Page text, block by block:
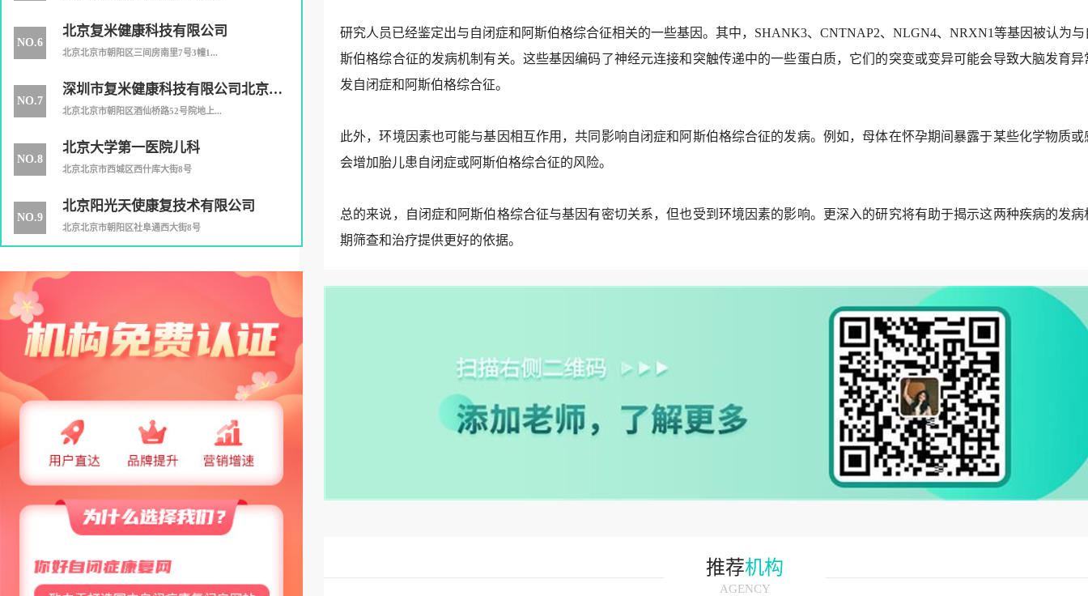
NO.6
北京复米健康科技有限公司
北京北京市朝阳区三间房南里7号3幢1...
NO.7
深圳市复米健康科技有限公司北京分
公司
北京北京市朝阳区酒仙桥路52号院地上...
NO.8
北京大学第一医院儿科
北京北京市西城区西什库大街8号
NO.9
北京阳光天使康复技术有限公司
北京北京市朝阳区社阜通西大街8号
研究人员已经鉴定出与自闭症和阿斯伯格综合征相关的一些基因。其中，SHANK3、CNTNAP2、NLGN4、NRXN1等基因被认为
斯伯格综合征的发病机制有关。这些基因编码了神经元连接和突触传递中的一些蛋白质，它们的突变或变异可能会导致大脑发育异
发自闭症和阿斯伯格综合征。
此外，环境因素也可能与基因相互作用，共同影响自闭症和阿斯伯格综合征的发病。例如，母体在怀孕期间暴露于某些化学物质或
会增加胎儿患自闭症或阿斯伯格综合征的风险。
总的来说，自闭症和阿斯伯格综合征与基因有密切关系，但也受到环境因素的影响。更深入的研究将有助于揭示这两种疾病的发病
期筛查和治疗提供更好的依据。
推荐机构
AGENCY